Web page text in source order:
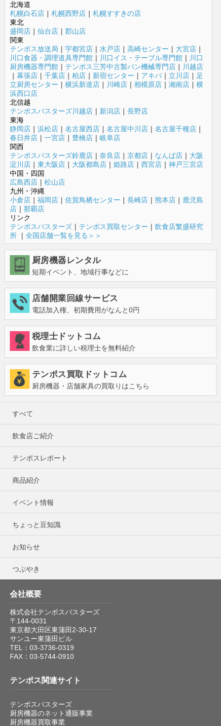
北海道
札幌白石店｜ 札幌西野店｜ 札幌すすきの店
東北
盛岡店｜ 仙台店｜ 郡山店
関東
テンポス放送局 ｜ 宇都宮店｜ 水戸店｜ 高崎センター ｜ 大宮店｜
川口食器・調理道具専門館｜ 川口イス・テーブル専門館｜ 川口
厨房機器専門館｜ テンポス三芳中古製パン機械専門店｜ 川越店
｜ 幕張店｜ 千葉店｜ 柏店｜ 新宿センター ｜ アキバ｜ 立川店｜ 足
立厨房センター ｜ 横浜新道店｜ 川崎店｜ 相模原店｜ 湘南店｜ 横
浜西口店
北信越
テンポスバスターズ川越店｜ 新潟店｜ 長野店
東海
静岡店｜ 浜松店｜ 名古屋西店｜ 名古屋中川店｜ 名古屋千種店｜
春日井店｜ 一宮店｜ 豊橋店｜ 岐阜店
関西
テンポスバスターズ鈴鹿店｜ 奈良店｜ 京都店｜ なんば店｜ 大阪
淀川店｜ 東大阪店｜ 大阪都島店｜ 姫路店｜ 西宮店｜ 神戸三宮店
中国・四国
広島西店｜ 松山店
九州・沖縄
小倉店｜ 福岡店｜ 佐賀鳥栖センター ｜ 長崎店｜ 熊本店｜ 鹿児島
店｜ 那覇店
リンク
テンポスバスターズ｜ テンポス買取センター ｜ 飲食店繁盛研究
所｜ 全国店舗一覧を見る＞＞
厨房機器レンタル
短期イベント、地域行事などに
店舗開業回線サービス
電話加入権、初期費用がなんと0円
税理士ドットコム
飲食業に詳しい税理士を無料紹介
テンポス買取ドットコム
厨房機器・店舗家具の買取りはこちら
すべて
飲食店ご紹介
テンポスレポート
商品紹介
イベント情報
ちょっと豆知識
お知らせ
つぶやき
会社概要
株式会社テンポスバスターズ
〒144-0031
東京都大田区東蒲田2-30-17
サンユー東蒲田ビル
TEL：03-3736-0319
FAX：03-5744-0910
テンポス関連サイト
テンポスバスターズ
厨房機器のネット通販事業
厨房機器買取事業